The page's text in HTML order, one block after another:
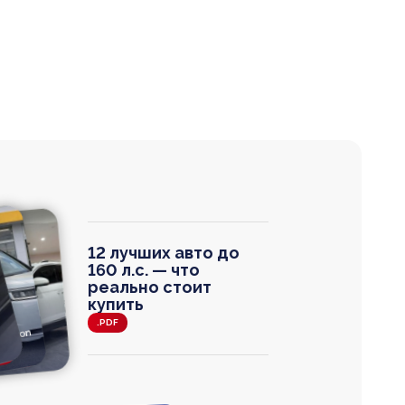
000
12 лучших авто до
160 л.с. — что
реально стоит
купить
.PDF